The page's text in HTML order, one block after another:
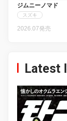
ジムニーノマド
スズキ
2026.07発売
Latest